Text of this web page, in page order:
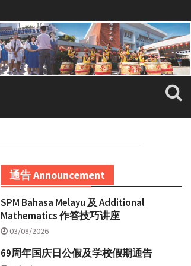
通告 Announcement
SPM Bahasa Melayu 及 Additional
Mathematics 作答技巧讲座
03/08/2026
69周年国庆日公假及学校假期通告